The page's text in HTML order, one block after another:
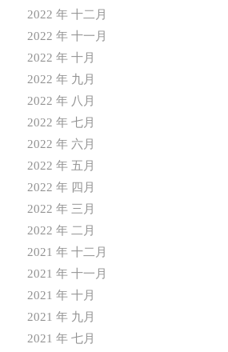
2022 年 十二月
2022 年 十一月
2022 年 十月
2022 年 九月
2022 年 八月
2022 年 七月
2022 年 六月
2022 年 五月
2022 年 四月
2022 年 三月
2022 年 二月
2021 年 十二月
2021 年 十一月
2021 年 十月
2021 年 九月
2021 年 七月